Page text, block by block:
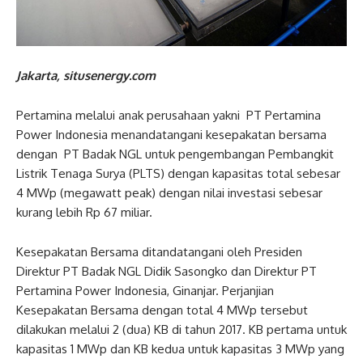
Jakarta, situsenergy.com
Pertamina melalui anak perusahaan yakni PT Pertamina
Power Indonesia menandatangani kesepakatan bersama
dengan PT Badak NGL untuk pengembangan Pembangkit
Listrik Tenaga Surya (PLTS) dengan kapasitas total sebesar
4 MWp (megawatt peak) dengan nilai investasi sebesar
kurang lebih Rp 67 miliar.
Kesepakatan Bersama ditandatangani oleh Presiden
Direktur PT Badak NGL Didik Sasongko dan Direktur PT
Pertamina Power Indonesia, Ginanjar. Perjanjian
Kesepakatan Bersama dengan total 4 MWp tersebut
dilakukan melalui 2 (dua) KB di tahun 2017. KB pertama untuk
kapasitas 1 MWp dan KB kedua untuk kapasitas 3 MWp yang